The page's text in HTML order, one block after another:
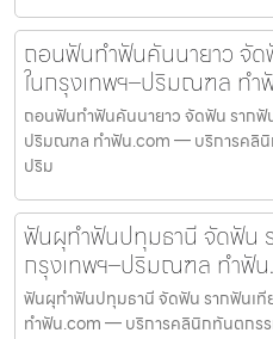
ถอนฟันทำฟันคันนายาว จั
ในกรุงเทพฯ–ปริมณฑล ทำ
ถอนฟันทำฟันคันนายาว จัดฟัน รากฟั
ปริมณฑล ทำฟัน.com — บริการคลินิ
ปริม
ฟันผุทำฟันปทุมธานี จัดฟัน
กรุงเทพฯ–ปริมณฑล ทำฟั
ฟันผุทำฟันปทุมธานี จัดฟัน รากฟันเ
ทำฟัน.com — บริการคลินิกทันตกร